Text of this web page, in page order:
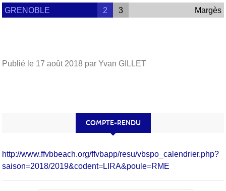
GRENOBLE 2 3 Margès
Publié le 17 août 2018 par Yvan GILLET
COMPTE-RENDU
http://www.ffvbbeach.org/ffvbapp/resu/vbspo_calendrier.php?
saison=2018/2019&codent=LIRA&poule=RME